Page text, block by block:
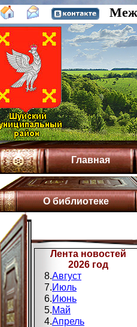
Главная
О библиотеке
Лента новостей
2026 год
8.Август
7.Июль
6.Июнь
5.Май
4.Апрель